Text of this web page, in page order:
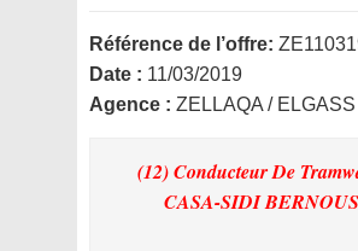
Référence de l’offre:
Date : 11/03/2019
Agence : ZELLAQA / ELGASS
(12) Conducteur De
CASA-SIDI